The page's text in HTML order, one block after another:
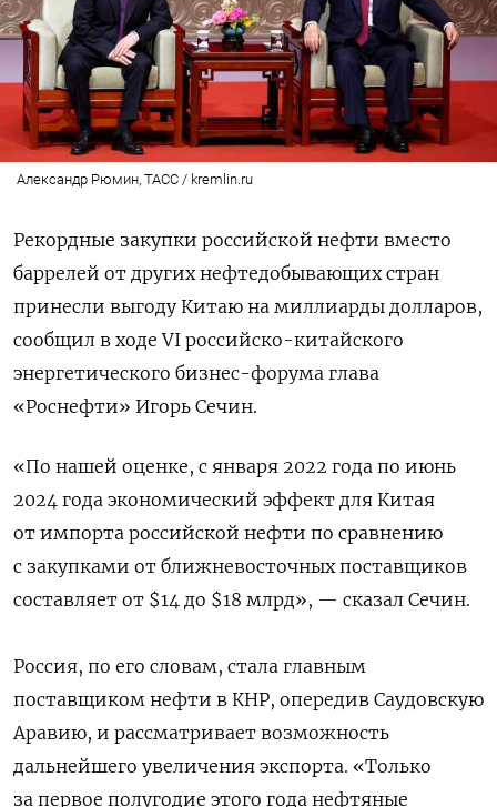
Александр Рюмин, ТАСС / kremlin.ru
Рекордные закупки российской нефти вместо
баррелей от других нефтедобывающих стран
принесли выгоду Китаю на миллиарды долларов,
сообщил в ходе VI российско-китайского
энергетического бизнес-форума глава
«Роснефти» Игорь Сечин.
«По нашей оценке, с января 2022 года по июнь
2024 года экономический эффект для Китая
от импорта российской нефти по сравнению
с закупками от ближневосточных поставщиков
составляет от $14 до $18 млрд», — сказал Сечин.
Россия, по его словам, стала главным
поставщиком нефти в КНР, опередив Саудовскую
Аравию, и рассматривает возможность
дальнейшего увеличения экспорта. «Только
за первое полугодие этого года нефтяные